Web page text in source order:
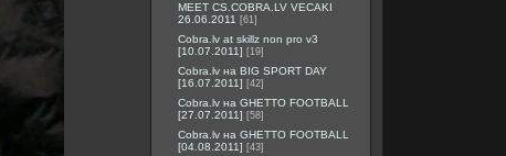
MEET CS.COBRA.LV VECAKI
26.06.2011 [61]
Cobra.lv at skillz non pro v3
[10.07.2011] [19]
Cobra.lv на BIG SPORT DAY
[16.07.2011] [42]
Cobra.lv на GHETTO FOOTBALL
[27.07.2011] [58]
Cobra.lv на GHETTO FOOTBALL
[04.08.2011] [43]